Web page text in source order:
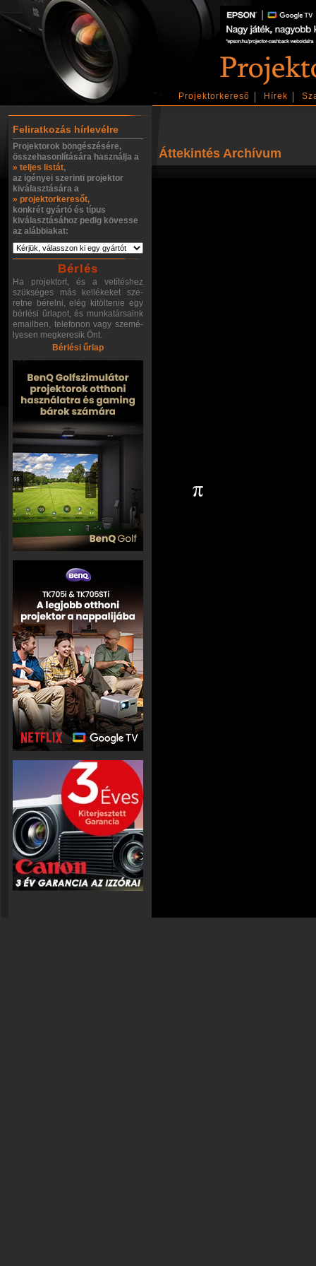
Projektorkereső Hírek
Feliratkozás hírlevélre
Projektorok böngészésére,
összehasonlítására használja a
» teljes listát,
az igényei szerinti projektor
kiválasztására a
» projektorkeresőt,
konkrét gyártó és típus
kiválasztásához pedig kövesse
az alábbiakat:
Bérlés
Ha projektort, és a vetítéshez
szükséges más kellékeket sze-
retne bérelni, elég kitöltenie egy
bérlési űrlapot, és munkatársaink
emailben, telefonon vagy szemé-
lyesen megkeresik Önt.
Bérlési űrlap
Áttekintés Archívum